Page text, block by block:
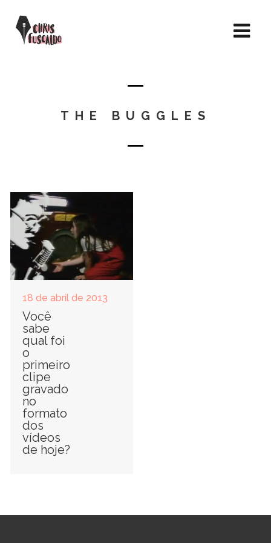
THE BUGGLES
18 de abril de 2013
Você
sabe
qual foi
o
primeiro
clipe
gravado
no
formato
dos
vídeos
de hoje?